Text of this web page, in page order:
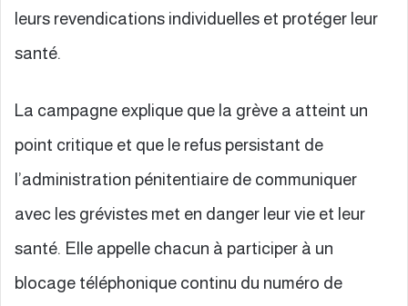
leurs revendications individuelles et protéger leur
santé.
La campagne explique que la grève a atteint un
point critique et que le refus persistant de
l’administration pénitentiaire de communiquer
avec les grévistes met en danger leur vie et leur
santé. Elle appelle chacun à participer à un
blocage téléphonique continu du numéro de